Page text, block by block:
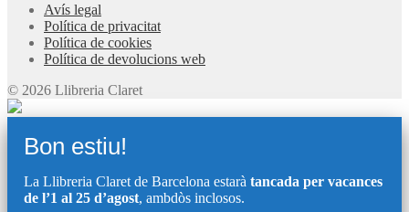
Avís legal
Política de privacitat
Política de cookies
Política de devolucions web
© 2026 Llibreria Claret
Bon estiu!
La Llibreria Claret de Barcelona estarà tancada per vacances
de l’1 al 25 d’agost, ambdòs inclosos.